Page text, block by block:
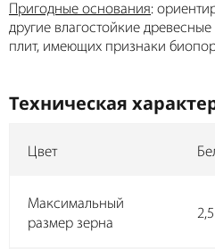
Пригодные основания:
другие влагостойкие
плит, имеющих признаки
Техническая
Цвет
Максимальный
размер зерна